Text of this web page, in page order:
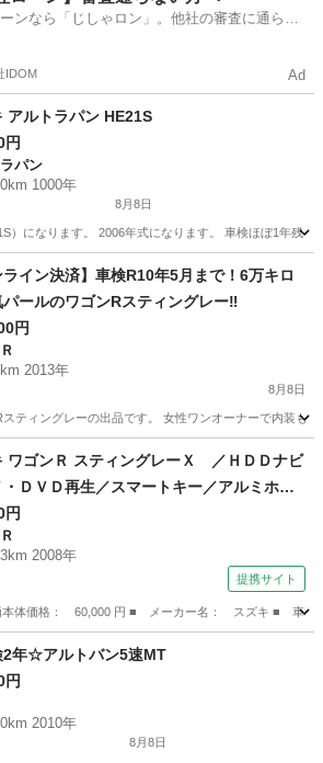
ンなら「じしゃロン」。他社の審査に通らな
IDOM Ad
アルトラパン HE21S
円
パン
1000年
8月8日
）になります。 2006年式になります。 車検ほぼ1年残
アルトラパン ミッション
ライン決済】車検R10年5月まで！6万キロ
パールのワゴンRスティングレー‼️
円
2013年
8月8日
ティングレーの出品です。 女性ワンオーナーで内装も
駅 ワゴンＲ
ワゴンＲ スティングレーＸ ／ＨＤＤナビ
・ＤＶＤ再生／スマートキー／アルミホイ
ＩＤライト／盗難防止／電格ミラー／タ
チェーン （検9.6）
円
2008年
提携サイト
体価格： 60,000 円 ■ メーカー名： スズキ ■ 車種名
Ｒ
年☆アルトバン5速MT
円
2010年
8月8日